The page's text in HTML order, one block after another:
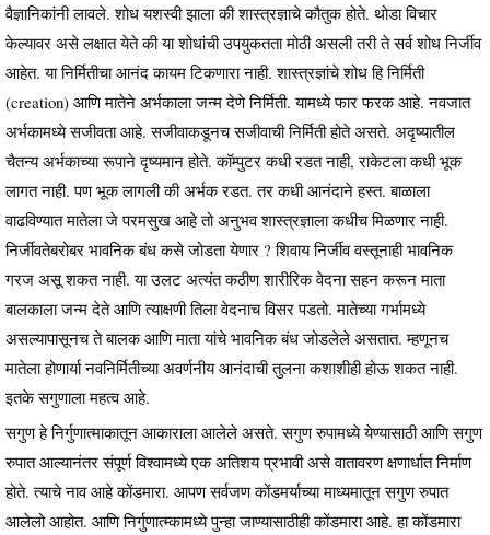
वैज्ञानिकांनी लावले. शोध यशस्वी झाला की शास्त्रज्ञाचे कौतुक होते. थोडा विचार
केल्यावर असे लक्षात येते की या शोधांची उपयुकतता मोठी असली तरी ते सर्व शोध निर्जीव
आहेत. या निर्मितीचा आनंद कायम टिकणारा नाही. शास्त्रज्ञांचे शोध हि निर्मिती
(creation) आणि मातेने अर्भकाला जन्म देणे निर्मिती. यामध्ये फार फरक आहे. नवजात
अर्भकामध्ये सजीवता आहे. सजीवाकडूनच सजीवाची निर्मिती होते असते. अदृष्यातील
चैतन्य अर्भकाच्या रूपाने दृष्यमान होते. कॉम्पुटर कधी रडत नाही, राकेटला कधी भूक
लागत नाही. पण भूक लागली की अर्भक रडत. तर कधी आनंदाने हस्त. बाळाला
वाढविण्यात मातेला जे परमसुख आहे तो अनुभव शास्त्रज्ञाला कधीच मिळणार नाही.
निर्जीवतेबरोबर भावनिक बंध कसे जोडता येणार ? शिवाय निर्जीव वस्तूनाही भावनिक
गरज असू शकत नाही. या उलट अत्यंत कठीण शारीरिक वेदना सहन करून माता
बालकाला जन्म देते आणि त्याक्षणी तिला वेदनाच विसर पडतो. मातेच्या गर्भामध्ये
असल्यापासूनच ते बालक आणि माता यांचे भावनिक बंध जोडलेले असतात. म्हणूनच
मातेला होणार्या नवनिर्मितीच्या अवर्णनीय आनंदाची तुलना कशाशीही होऊ शकत नाही.
इतके सगुणाला महत्व आहे.
सगुण हे निर्गुणात्माकातून आकाराला आलेले असते. सगुण रुपामध्ये येण्यासाठी आणि सगुण
रुपात आल्यानंतर संपूर्ण विश्वामध्ये एक अतिशय प्रभावी असे वातावरण क्षणार्धात निर्माण
होते. त्याचे नाव आहे कोंडमारा. आपण सर्वजण कोंडमर्याच्या माध्यमातून सगुण रुपात
आलेलो आहोत. आणि निर्गुणात्म्कामध्ये पुन्हा जाण्यासाठीही कोंडमारा आहे. हा कोंडमारा